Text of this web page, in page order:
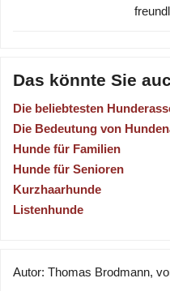
Das könnte Sie
Die beliebtesten
Die Bedeutung von
Hunde für Familien
Hunde für Senioren
Kurzhaarhunde
Listenhunde
Autor: Thomas Brodmann,